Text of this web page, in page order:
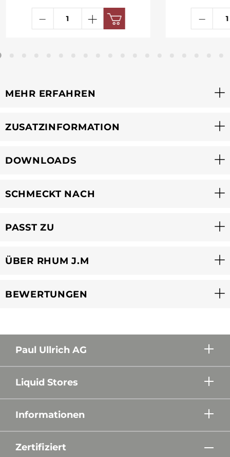
MEHR ERFAHREN
ZUSATZINFORMATION
DOWNLOADS
SCHMECKT NACH
PASST ZU
ÜBER RHUM J.M
BEWERTUNGEN
Paul Ullrich AG
Liquid Stores
Informationen
Zertifiziert